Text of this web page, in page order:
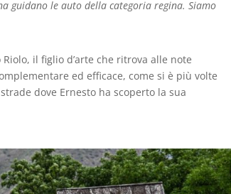
guidano le auto della categoria regina. Siamo
il figlio d’arte che ritrova alle note
ed efficace, come si è più volte
dove Ernesto ha scoperto la sua